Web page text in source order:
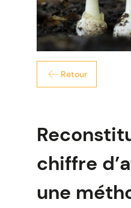
Retour
chiffre
une